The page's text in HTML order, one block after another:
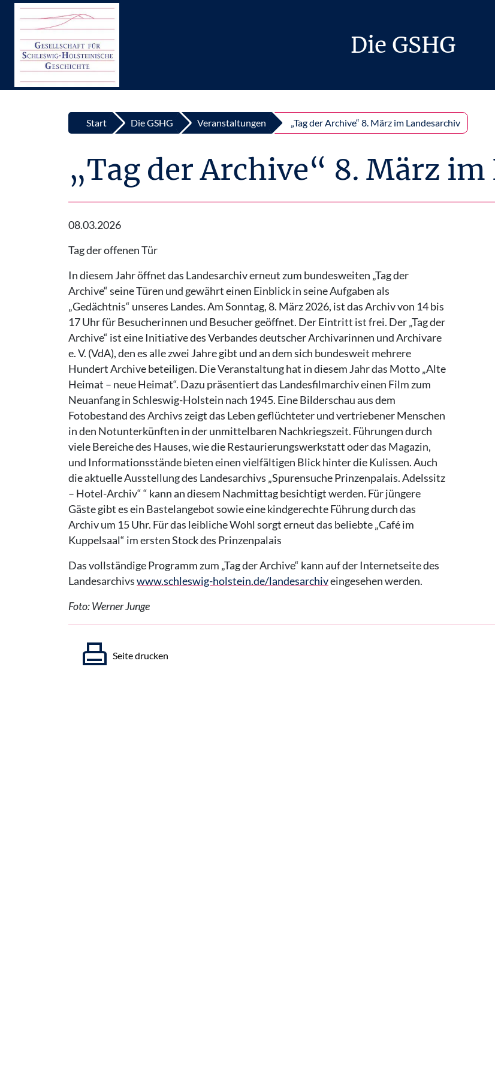
Die GSHG
Start Die GSHG Veranstaltungen „Tag der Archive“ 8. März im Landesarchiv
„Tag der Archive“ 8. März
08.03.2026
Tag der offenen Tür
In diesem Jahr öffnet das Landesarchiv erneut zum bundesweiten „Tag der
Archive“ seine Türen und gewährt einen Einblick in seine Aufgaben als
„Gedächtnis“ unseres Landes. Am Sonntag, 8. März 2026, ist das Archiv von 14 bis
17 Uhr für Besucherinnen und Besucher geöffnet. Der Eintritt ist frei. Der „Tag der
Archive“ ist eine Initiative des Verbandes deutscher Archivarinnen und Archivare
e. V. (VdA), den es alle zwei Jahre gibt und an dem sich bundesweit mehrere
Hundert Archive beteiligen. Die Veranstaltung hat in diesem Jahr das Motto „Alte
Heimat – neue Heimat“. Dazu präsentiert das Landesfilmarchiv einen Film zum
Neuanfang in Schleswig-Holstein nach 1945. Eine Bilderschau aus dem
Fotobestand des Archivs zeigt das Leben geflüchteter und vertriebener Menschen
in den Notunterkünften in der unmittelbaren Nachkriegszeit. Führungen durch
viele Bereiche des Hauses, wie die Restaurierungswerkstatt oder das Magazin,
und Informationsstände bieten einen vielfältigen Blick hinter die Kulissen. Auch
die aktuelle Ausstellung des Landesarchivs „Spurensuche Prinzenpalais. Adelssitz
– Hotel-Archiv“ “ kann an diesem Nachmittag besichtigt werden. Für jüngere
Gäste gibt es ein Bastelangebot sowie eine kindgerechte Führung durch das
Archiv um 15 Uhr. Für das leibliche Wohl sorgt erneut das beliebte „Café im
Kuppelsaal“ im ersten Stock des Prinzenpalais
Das vollständige Programm zum „Tag der Archive“ kann auf der Internetseite des
Landesarchivswww.schleswig-holstein.de/landesarchiveingesehen werden.
Foto: Werner Junge
Seite drucken